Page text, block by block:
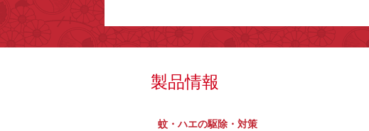
製品情報
蚊・ハエの駆除・対策